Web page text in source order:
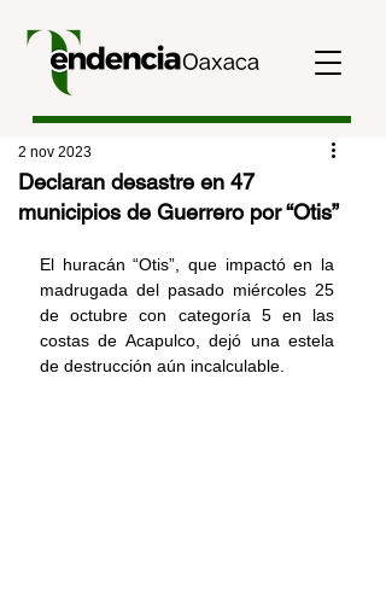
Declaran desastre en 47
municipios de Guerrero por “Otis”
2 nov 2023
El huracán “Otis”, que impactó en la
madrugada del pasado miércoles 25
de octubre con categoría 5 en las
costas de Acapulco, dejó una estela
de destrucción aún incalculable.